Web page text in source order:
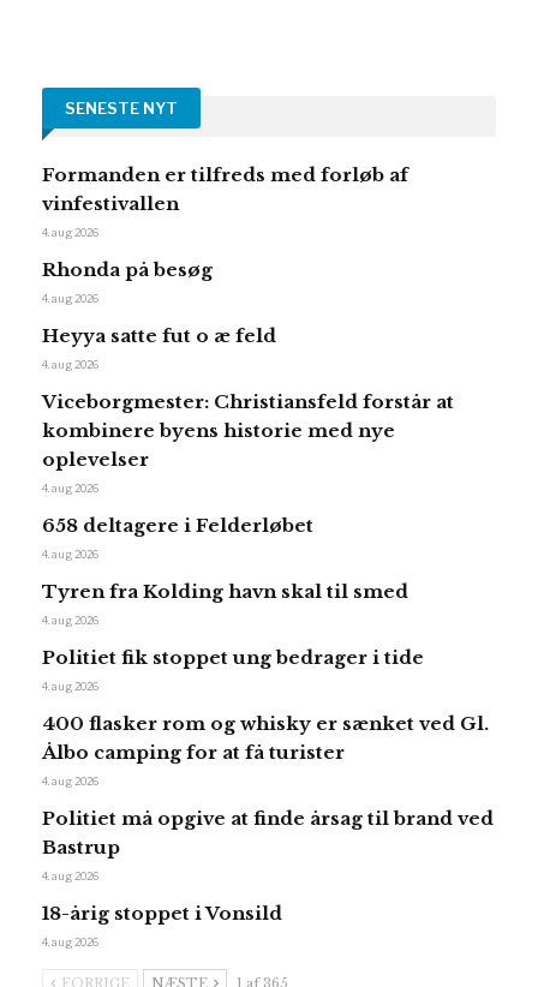
SENESTE NYT
Formanden er tilfreds med forløb af
vinfestivallen
4. aug 2026
Rhonda på besøg
4. aug 2026
Heyya satte fut o æ feld
4. aug 2026
Viceborgmester: Christiansfeld forstår at
kombinere byens historie med nye
oplevelser
4. aug 2026
658 deltagere i Felderløbet
4. aug 2026
Tyren fra Kolding havn skal til smed
4. aug 2026
Politiet fik stoppet ung bedrager i tide
4. aug 2026
400 flasker rom og whisky er sænket ved Gl.
Ålbo camping for at få turister
4. aug 2026
Politiet må opgive at finde årsag til brand ved
Bastrup
4. aug 2026
18-årig stoppet i Vonsild
4. aug 2026
FORRIGE NÆSTE 1 af 365